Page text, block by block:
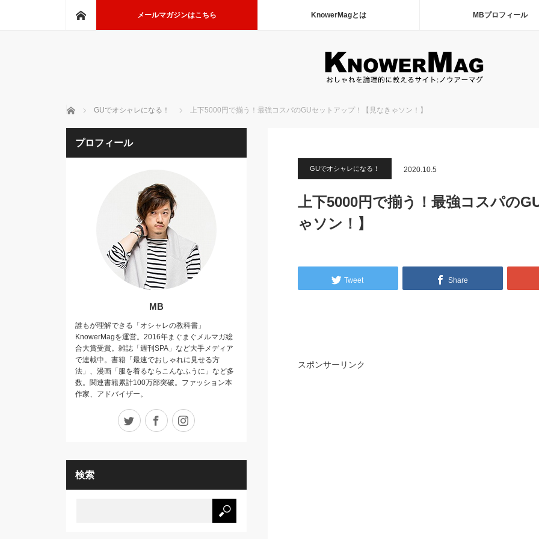
メールマガジンはこちら KnowerMagとは MBプロフィール
ホーム GUでオシャレになる！ 上下5000円で揃う！最強コスパのGUセットアップ！【見なきゃソン！】
GUでオシャレになる！ 2020.10.5
上下5000円で揃う！最強コスパの
ゃソン！】
Tweet Share
スポンサーリンク
プロフィール
MB
誰もが理解できる「オシャレの教科書」
KnowerMagを運営。2016年まぐまぐメルマガ総
合大賞受賞。雑誌「週刊SPA」など大手メディア
で連載中。書籍「最速でおしゃれに見せる方
法」、漫画「服を着るならこんなふうに」など多
数。関連書籍累計100万部突破。ファッション本
作家、アドバイザー。
Twitter Facebook
検索